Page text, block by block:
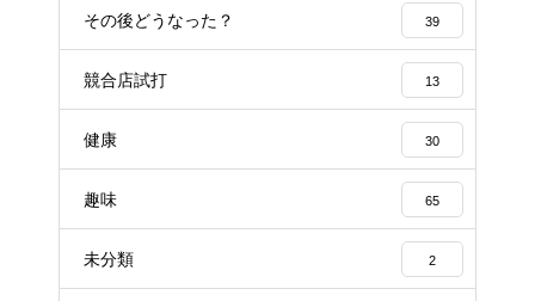
その後どうなった？ 39
競合店試打 13
健康 30
趣味 65
未分類 2